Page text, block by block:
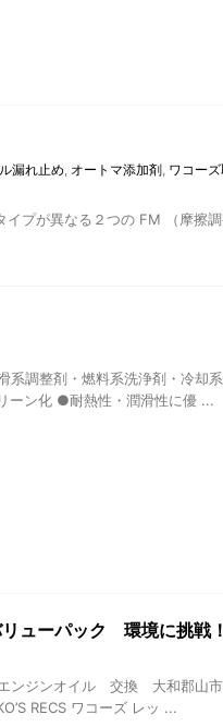
漏れ止め, オートマ添加剤, ワコー
プが異なる２つの FM （摩擦
調整剤・燃料系洗浄剤・冷却
ーン化 ●耐熱性・潤滑性に優 ...
ューパック 環境に挑戦！
ジンオイル 交換 大和郡山市
RECS ワコーズ レッ ...